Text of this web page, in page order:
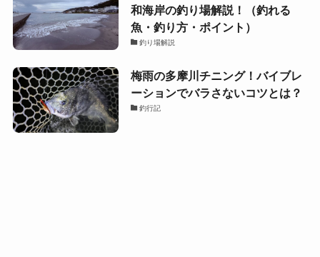
和海岸の釣り場解説！（釣れる
魚・釣り方・ポイント）
釣り場解説
梅雨の多摩川チニング！バイブレ
ーションでバラさないコツとは？
釣行記